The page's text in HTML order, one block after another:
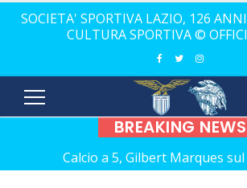
SOCIETA' SPORTIVA LAZIO, 126
CULTURA SPORTIVA ©
BREAKING NEWS
Calcio a 5, Gilbert Marques